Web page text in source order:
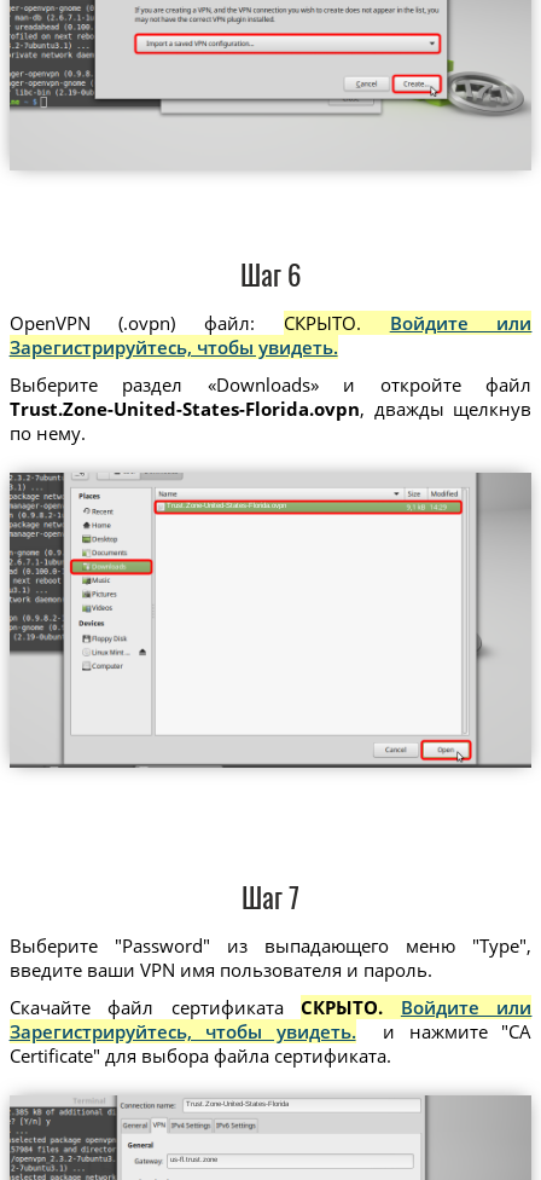
Шаг 6
OpenVPN (.ovpn) файл: СКРЫТО. Войдите или
Зарегистрируйтесь, чтобы увидеть.
Выберите раздел «Downloads» и откройте файл
Trust.Zone-United-States-Florida.ovpn, дважды щелкнув
по нему.
Trust.Zone-United-States-Florida.ovpn
Шаг 7
Выберите "Password" из выпадающего меню "Type",
введите ваши VPN имя пользователя и пароль.
Скачайте файл сертификатаСКРЫТО. Войдите или
Зарегистрируйтесь, чтобы увидеть. и нажмите "CA
Certificate" для выбора файла сертификата.
Trust.Zone-United-States-Florida
us-fl.trust.zone